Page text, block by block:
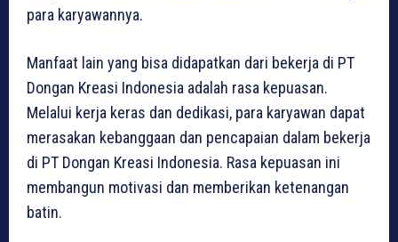
para karyawannya.
Manfaat lain yang bisa didapatkan dari bekerja di PT
Dongan Kreasi Indonesia adalah rasa kepuasan.
Melalui kerja keras dan dedikasi, para karyawan dapat
merasakan kebanggaan dan pencapaian dalam bekerja
di PT Dongan Kreasi Indonesia. Rasa kepuasan ini
membangun motivasi dan memberikan ketenangan
batin.